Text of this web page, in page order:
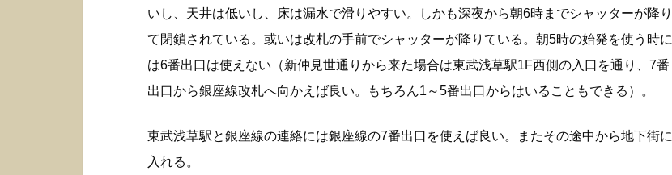
いし、天井は低いし、床は漏水で滑りやすい。しかも深夜から朝6時までシャッターが降り
て閉鎖されている。或いは改札の手前でシャッターが降りている。朝5時の始発を使う時に
は6番出口は使えない（新仲見世通りから来た場合は東武浅草駅1F西側の入口を通り、7番
出口から銀座線改札へ向かえば良い。もちろん1～5番出口からはいることもできる）。
東武浅草駅と銀座線の連絡には銀座線の7番出口を使えば良い。またその途中から地下街に
入れる。